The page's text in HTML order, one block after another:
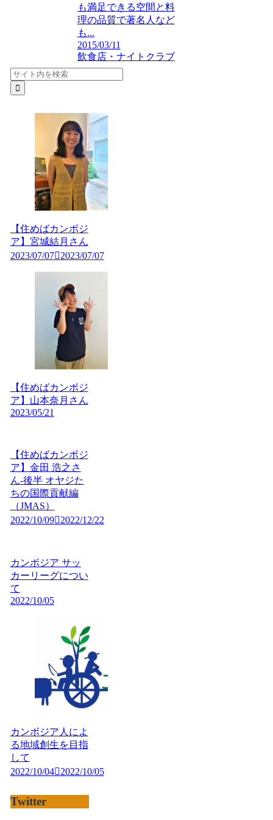
も満足できる空間と料
理の品質で著名人など
も...
2015/03/11
飲食店・ナイトクラブ
【住めばカンボジ
ア】宮城結月さん
2023/07/07
2023/07/07
【住めばカンボジ
ア】山本奈月さん
2023/05/21
【住めばカンボジ
ア】金田 浩之さ
ん-後半 オヤジた
ちの国際貢献編
（JMAS）
2022/10/09
2022/12/22
カンボジア サッ
カーリーグについ
て
2022/10/05
カンボジア人によ
る地域創生を目指
して
2022/10/04
2022/10/05
Twitter